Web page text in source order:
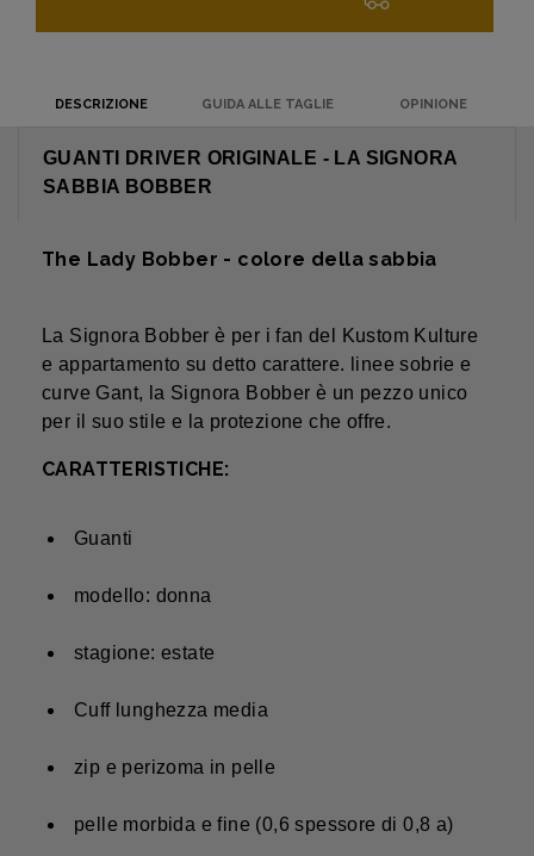
DESCRIZIONE GUIDA ALLE TAGLIE OPINIONE
GUANTI DRIVER ORIGINALE - LA SIGNORA
SABBIA BOBBER
The Lady Bobber - colore della sabbia
La Signora Bobber è per i fan del Kustom Kulture
e appartamento su detto carattere. linee sobrie e
curve Gant, la Signora Bobber è un pezzo unico
per il suo stile e la protezione che offre.
CARATTERISTICHE:
Guanti
modello: donna
stagione: estate
Cuff lunghezza media
zip e perizoma in pelle
pelle morbida e fine (0,6 spessore di 0,8 a)